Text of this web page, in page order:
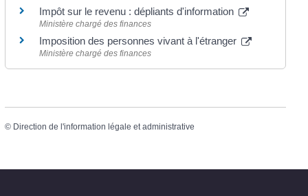
Impôt sur le revenu : dépliants d'information
Ministère chargé des finances
Imposition des personnes vivant à l'étranger
Ministère chargé des finances
© Direction de l'information légale et administrative